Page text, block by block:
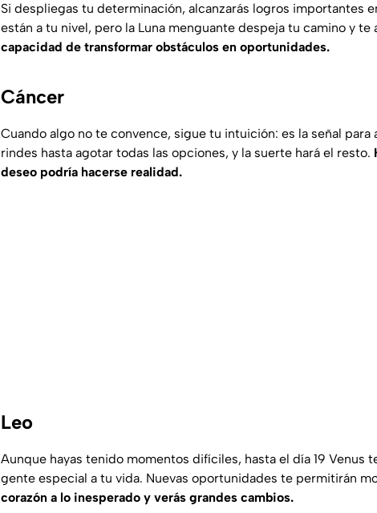
Si despliegas tu determinación, alcanzarás logros importantes
están a tu nivel, pero la Luna menguante despeja tu camino y te
capacidad de transformar obstáculos en oportunidades.
Cáncer
Cuando algo no te convence, sigue tu intuición: es la señal
rindes hasta agotar todas las opciones, y la suerte hará el resto.
deseo podría hacerse realidad.
Leo
Aunque hayas tenido momentos difíciles, hasta el día 19 Venus
gente especial a tu vida. Nuevas oportunidades te permitirán
corazón a lo inesperado y verás grandes cambios.